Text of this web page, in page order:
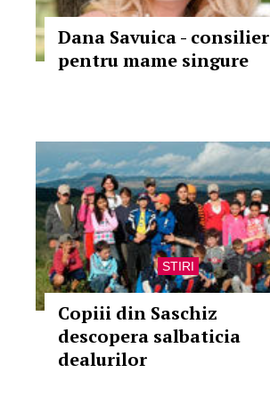
Dana Savuica - consilier
pentru mame singure
STIRI
Copiii din Saschiz
descopera salbaticia
dealurilor